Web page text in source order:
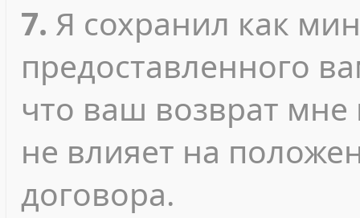
7. Я сохранил как
предоставленного
что ваш возврат
не влияет на
договора.